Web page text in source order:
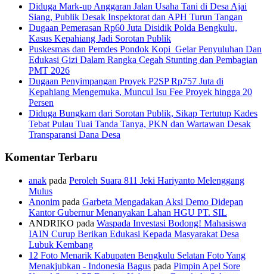
Diduga Mark-up Anggaran Jalan Usaha Tani di Desa Ajai
Siang, Publik Desak Inspektorat dan APH Turun Tangan
Dugaan Pemerasan Rp60 Juta Disidik Polda Bengkulu,
Kasus Kepahiang Jadi Sorotan Publik
Puskesmas dan Pemdes Pondok Kopi Gelar Penyuluhan Dan
Edukasi Gizi Dalam Rangka Cegah Stunting dan Pembagian
PMT 2026
Dugaan Penyimpangan Proyek P2SP Rp757 Juta di
Kepahiang Mengemuka, Muncul Isu Fee Proyek hingga 20
Persen
Diduga Bungkam dari Sorotan Publik, Sikap Tertutup Kades
Tebat Pulau Tuai Tanda Tanya, PKN dan Wartawan Desak
Transparansi Dana Desa
Komentar Terbaru
anak pada Peroleh Suara 811 Jeki Hariyanto Melenggang
Mulus
Anonim pada Garbeta Mengadakan Aksi Demo Didepan
Kantor Gubernur Menanyakan Lahan HGU PT. SIL
ANDRIKO pada Waspada Investasi Bodong! Mahasiswa
IAIN Curup Berikan Edukasi Kepada Masyarakat Desa
Lubuk Kembang
12 Foto Menarik Kabupaten Bengkulu Selatan Foto Yang
Menakjubkan - Indonesia Bagus pada Pimpin Apel Sore